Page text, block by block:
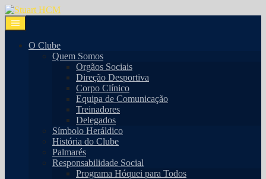
O Clube
Quem Somos
Orgãos Sociais
Direção Desportiva
Corpo Clínico
Equipa de Comunicação
Treinadores
Delegados
Símbolo Heráldico
História do Clube
Palmarés
Responsabilidade Social
Programa Hóquei para Todos